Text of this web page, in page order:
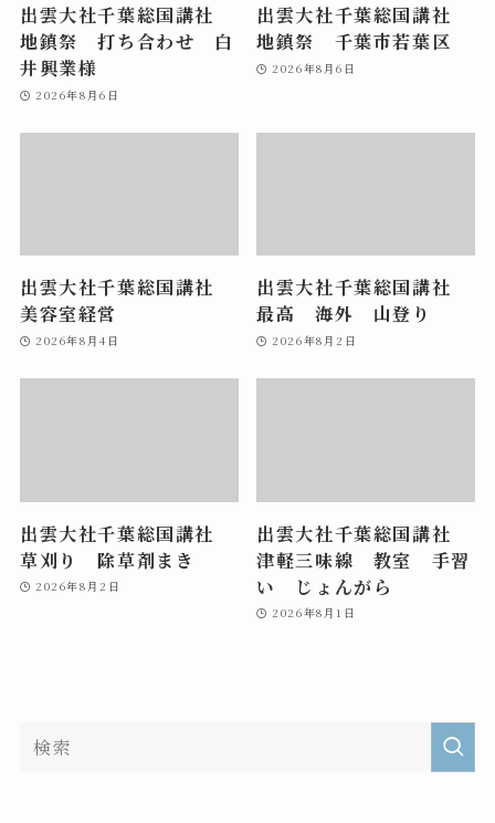
出雲大社千葉総国講社
地鎮祭 打ち合わせ 白
井興業様
2026年8月6日
出雲大社千葉総国講社
地鎮祭 千葉市若葉区
2026年8月6日
出雲大社千葉総国講社
美容室経営
2026年8月4日
出雲大社千葉総国講社
最高 海外 山登り
2026年8月2日
出雲大社千葉総国講社
草刈り 除草剤まき
2026年8月2日
出雲大社千葉総国講社
津軽三味線 教室 手習
い じょんがら
2026年8月1日